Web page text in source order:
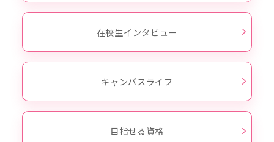
在校生インタビュー
キャンパスライフ
目指せる資格